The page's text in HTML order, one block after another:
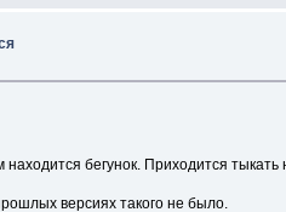
бегунок. Приходится
версиях такого не было.